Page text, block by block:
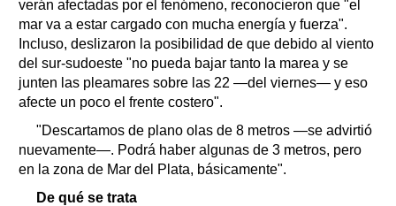
verán afectadas por el fenómeno, reconocieron que "el
mar va a estar cargado con mucha energía y fuerza".
Incluso, deslizaron la posibilidad de que debido al viento
del sur-sudoeste "no pueda bajar tanto la marea y se
junten las pleamares sobre las 22 —del viernes— y eso
afecte un poco el frente costero".
"Descartamos de plano olas de 8 metros —se advirtió
nuevamente—. Podrá haber algunas de 3 metros, pero
en la zona de Mar del Plata, básicamente".
De qué se trata